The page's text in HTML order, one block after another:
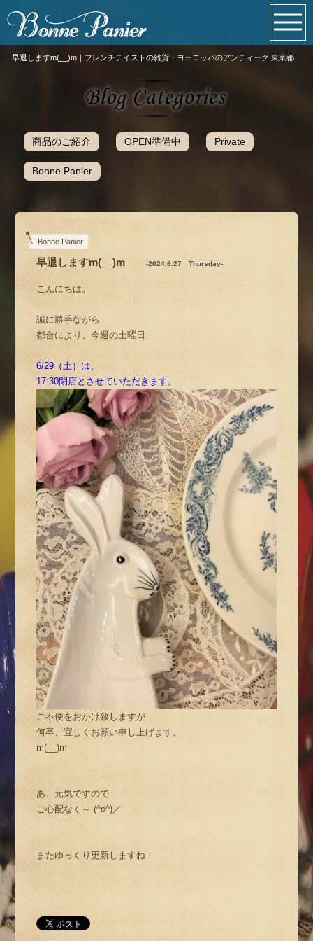
早退しますm(__)m｜フレンチテイストの雑貨・ヨーロッパのアンティーク 東京都
商品のご紹介 OPEN準備中 Private
Bonne Panier
Bonne Panier
早退しますm(__)m -2024.6.27 Thursday-
こんにちは。
誠に勝手ながら
都合により、今週の土曜日
6/29（土）は、
17:30閉店とさせていただきます。
ご不便をおかけ致しますが
何卒、宜しくお願い申し上げます。
m(__)m
あ、元気ですので
ご心配なく～ (^o^)／
またゆっくり更新しますね！